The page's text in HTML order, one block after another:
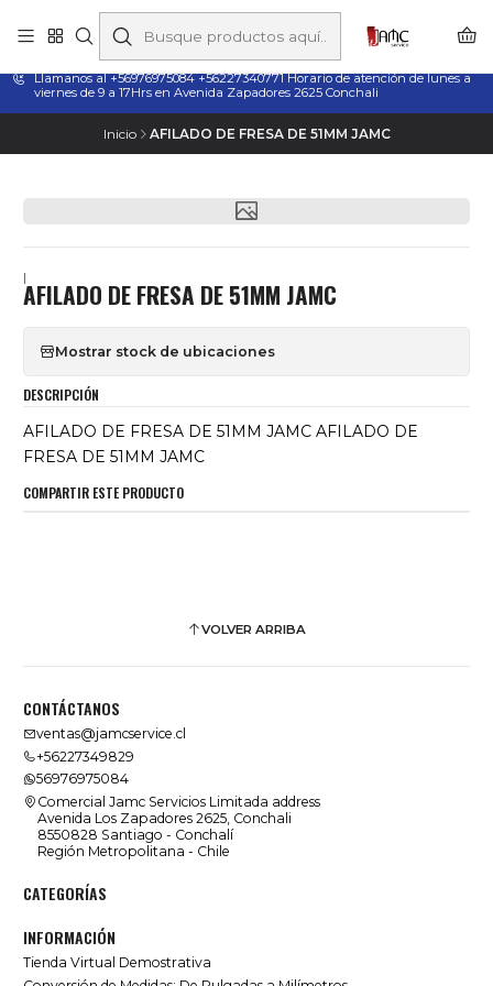
Taladros Magnéticos en Chile | Venta, Arriendo y Servicio
Técnico
Llamanos al +56976975084 +56227340771 Horario de atención de lunes a
viernes de 9 a 17Hrs en Avenida Zapadores 2625 Conchali
Inicio AFILADO DE FRESA DE 51MM JAMC
|
AFILADO DE FRESA DE 51MM JAMC
Mostrar stock de ubicaciones
DESCRIPCIÓN
AFILADO DE FRESA DE 51MM JAMC AFILADO DE
FRESA DE 51MM JAMC
COMPARTIR ESTE PRODUCTO
VOLVER ARRIBA
CONTÁCTANOS
ventas@jamcservice.cl
+56227349829
56976975084
Comercial Jamc Servicios Limitada address
Avenida Los Zapadores 2625, Conchali
8550828 Santiago - Conchalí
Región Metropolitana - Chile
CATEGORÍAS
INFORMACIÓN
Tienda Virtual Demostrativa